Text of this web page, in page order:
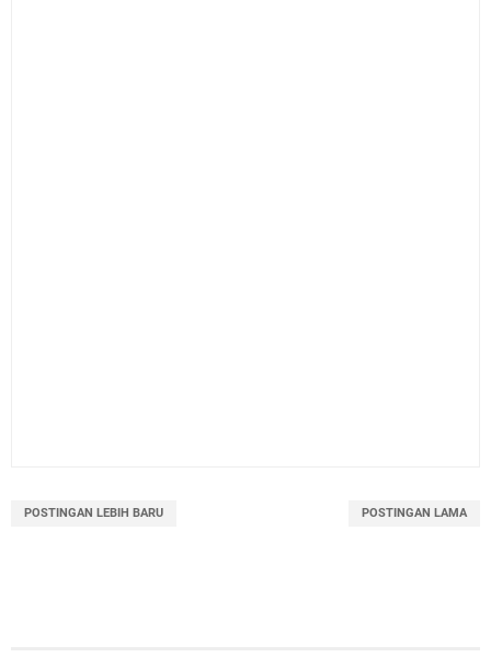
POSTINGAN LEBIH BARU POSTINGAN LAMA